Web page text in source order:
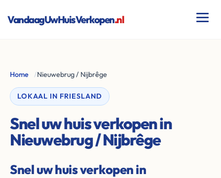
VandaagUwHuisVerkopen.nl
Home /Nieuwebrug / Nijbrêge
LOKAAL IN FRIESLAND
Snel uw huis verkopen in
Nieuwebrug / Nijbrêge
Snel uw huis verkopen in